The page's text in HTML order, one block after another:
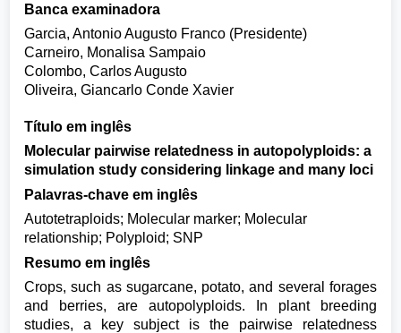
Banca examinadora
Garcia, Antonio Augusto Franco (Presidente)
Carneiro, Monalisa Sampaio
Colombo, Carlos Augusto
Oliveira, Giancarlo Conde Xavier
Título em inglês
Molecular pairwise relatedness in autopolyploids: a
simulation study considering linkage and many loci
Palavras-chave em inglês
Autotetraploids; Molecular marker; Molecular
relationship; Polyploid; SNP
Resumo em inglês
Crops, such as sugarcane, potato, and several forages
and berries, are autopolyploids. In plant breeding
studies, a key subject is the pairwise relatedness